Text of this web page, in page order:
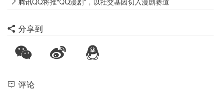
分享到
评论